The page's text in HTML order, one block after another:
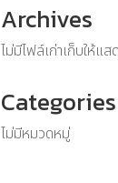
Archives
ไม่มีไฟล์เก่าเก็บให้แส
Categories
ไม่มีหมวดหมู่